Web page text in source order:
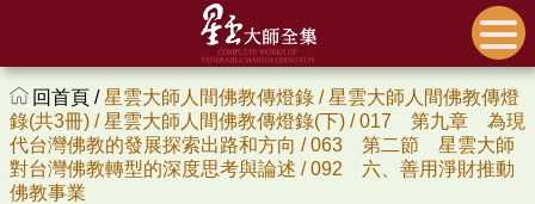
回首頁 /星雲大師人間佛教傳燈錄 /星雲大師人間佛教傳燈
錄(共3冊) /星雲大師人間佛教傳燈錄(下) /017 第九章 為現
代台灣佛教的發展探索出路和方向 /063 第二節 星雲大師
對台灣佛教轉型的深度思考與論述 /092 六、善用淨財推動
佛教事業